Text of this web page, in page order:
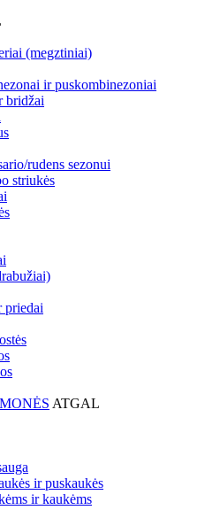
(megztiniai)
ir puskombinezoniai
bridžai
rudens sezonui
striukės
priedai
ATGAL
ir puskaukės
ir kaukėms